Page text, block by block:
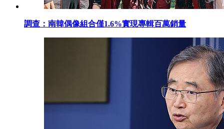
調查：南韓偶像組合僅1.6%實現專輯百萬銷量